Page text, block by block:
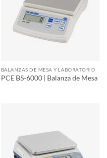
BALANZAS DE MESA Y LABORATORIO
PCE BS-6000 | Balanza de Mesa